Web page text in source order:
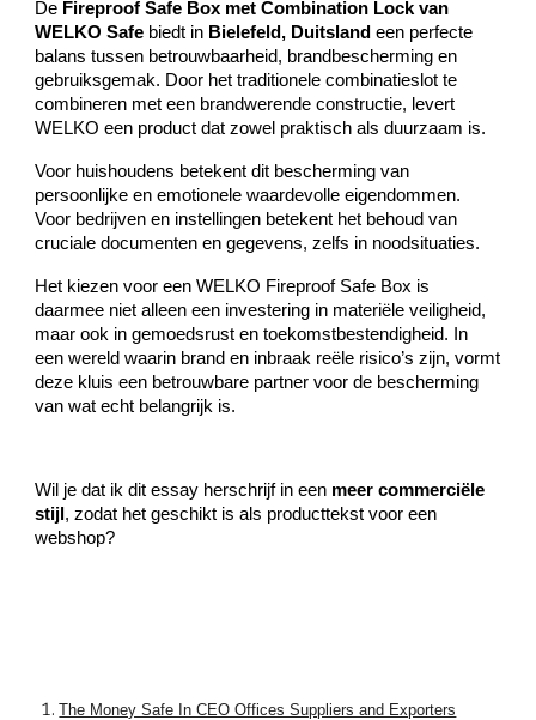
De Fireproof Safe Box met Combination Lock van
WELKO Safe biedt in Bielefeld, Duitsland een perfecte
balans tussen betrouwbaarheid, brandbescherming en
gebruiksgemak. Door het traditionele combinatieslot te
combineren met een brandwerende constructie, levert
WELKO een product dat zowel praktisch als duurzaam is.
Voor huishoudens betekent dit bescherming van
persoonlijke en emotionele waardevolle eigendommen.
Voor bedrijven en instellingen betekent het behoud van
cruciale documenten en gegevens, zelfs in noodsituaties.
Het kiezen voor een WELKO Fireproof Safe Box is
daarmee niet alleen een investering in materiële veiligheid,
maar ook in gemoedsrust en toekomstbestendigheid. In
een wereld waarin brand en inbraak reële risico’s zijn, vormt
deze kluis een betrouwbare partner voor de bescherming
van wat echt belangrijk is.
Wil je dat ik dit essay herschrijf in een meer commerciële
stijl , zodat het geschikt is als producttekst voor een
webshop?
The Money Safe In CEO Offices Suppliers and Exporters